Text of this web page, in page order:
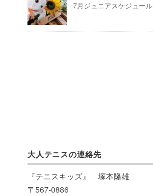
7月ジュニアスケジュール
大人テニスの連絡先
『テニスキッズ』 塚本隆雄
〒567-0886